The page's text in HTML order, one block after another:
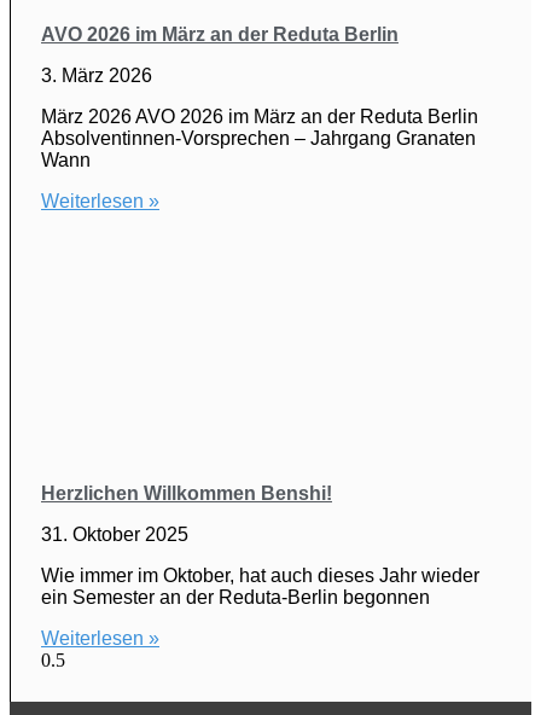
AVO 2026 im März an der Reduta Berlin
3. März 2026
März 2026 AVO 2026 im März an der Reduta Berlin
Absolventinnen-Vorsprechen – Jahrgang Granaten
Wann
Weiterlesen »
Herzlichen Willkommen Benshi!
31. Oktober 2025
Wie immer im Oktober, hat auch dieses Jahr wieder
ein Semester an der Reduta-Berlin begonnen
Weiterlesen »